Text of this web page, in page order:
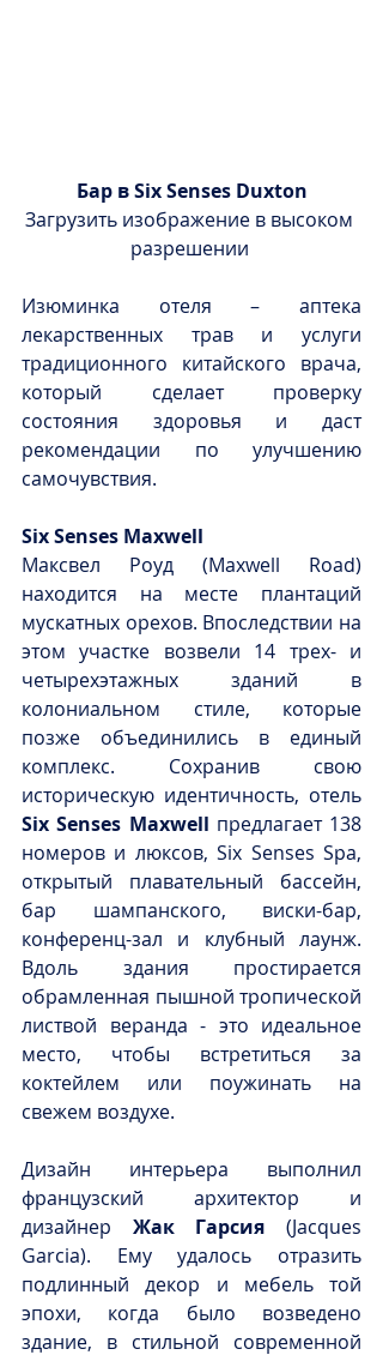
Бар в Six Senses Duxton
Загрузить изображение в высоком
разрешении
Изюминка отеля – аптека
лекарственных трав и услуги
традиционного китайского врача,
который сделает проверку
состояния здоровья и даст
рекомендации по улучшению
самочувствия.
Six Senses Maxwell
Максвел Роуд (Maxwell Road)
находится на месте плантаций
мускатных орехов. Впоследствии на
этом участке возвели 14 трех- и
четырехэтажных зданий в
колониальном стиле, которые
позже объединились в единый
комплекс. Сохранив свою
Six Senses Maxwell предлагает 138
номеров и люксов, Six Senses Spa,
открытый плавательный бассейн,
бар шампанского, виски-бар,
конференц-зал и клубный лаунж.
Вдоль здания простирается
обрамленная пышной тропической
листвой веранда - это идеальное
место, чтобы встретиться за
коктейлем или поужинать на
свежем воздухе.
Дизайн интерьера выполнил
французский архитектор и
дизайнер Жак Гарсия (Jacques
Garcia). Ему удалось отразить
подлинный декор и мебель той
эпохи, когда было возведено
здание, в стильной современной